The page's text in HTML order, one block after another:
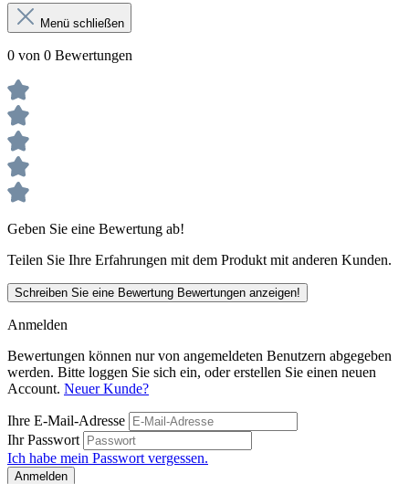
Menü schließen
0 von 0 Bewertungen
Geben Sie eine Bewertung ab!
Teilen Sie Ihre Erfahrungen mit dem Produkt mit anderen Kunden.
Schreiben Sie eine Bewertung Bewertungen anzeigen!
Anmelden
Bewertungen können nur von angemeldeten Benutzern abgegeben
werden. Bitte loggen Sie sich ein, oder erstellen Sie einen neuen
Account. Neuer Kunde?
Ihre E-Mail-Adresse
Ihr Passwort
Ich habe mein Passwort vergessen.
Anmelden